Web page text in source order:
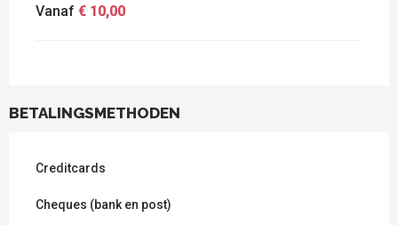
Vanaf € 10,00
BETALINGSMETHODEN
Creditcards
Cheques (bank en post)